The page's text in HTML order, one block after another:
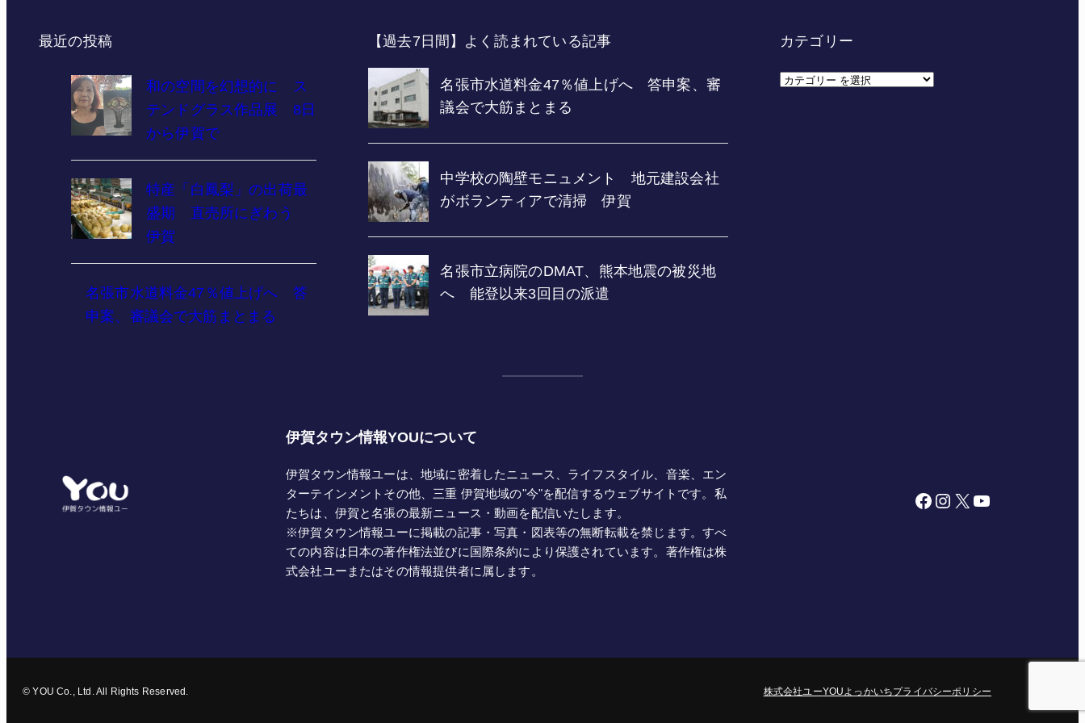
最近の投稿
和の空間を幻想的に ス
テンドグラス作品展 8日
から伊賀で
特産「白鳳梨」の出荷最
盛期 直売所にぎわう
伊賀
名張市水道料金47％値上げへ 答
申案、審議会で大筋まとまる
【過去7日間】よく読まれている記事 カテゴリー
カ
伊賀タウン情報YOUについて
伊賀タウン情報ユーは、地域に密着したニュース、ライフスタイル、音楽、エン
ターテインメントその他、三重 伊賀地域の"今"を配信するウェブサイトです。私
たちは、伊賀と名張の最新ニュース・動画を配信いたします。
※伊賀タウン情報ユーに掲載の記事・写真・図表等の無断転載を禁じます。すべ
ての内容は日本の著作権法並びに国際条約により保護されています。著作権は株
式会社ユーまたはその情報提供者に属します。
Facebook Instagram X YouTube
© YOU Co., Ltd. All Rights Reserved. 株式会社ユーYOUよっかいちプライバシーポリシー